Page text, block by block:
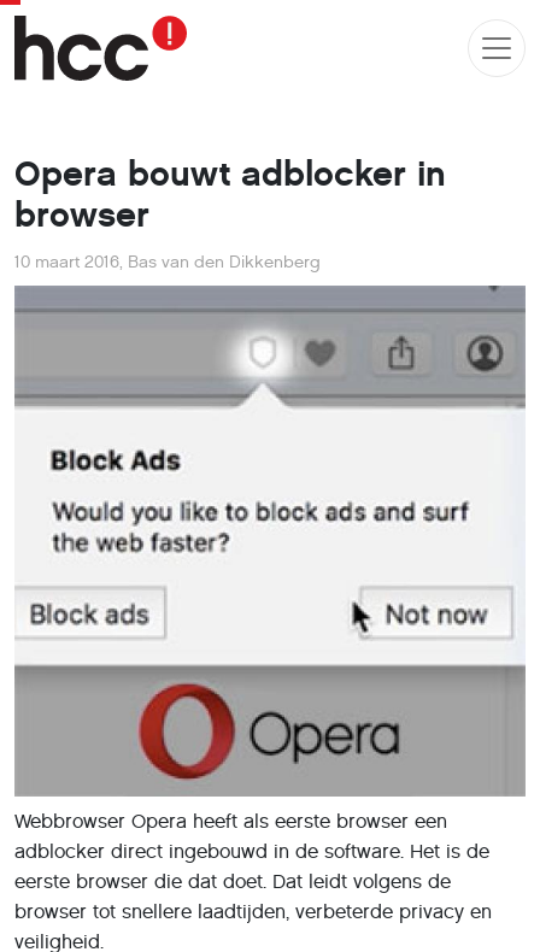
Opera bouwt adblocker in
browser
10 maart 2016, Bas van den Dikkenberg
Webbrowser Opera heeft als eerste browser een
adblocker direct ingebouwd in de software. Het is de
eerste browser die dat doet. Dat leidt volgens de
browser tot snellere laadtijden, verbeterde privacy en
veiligheid.